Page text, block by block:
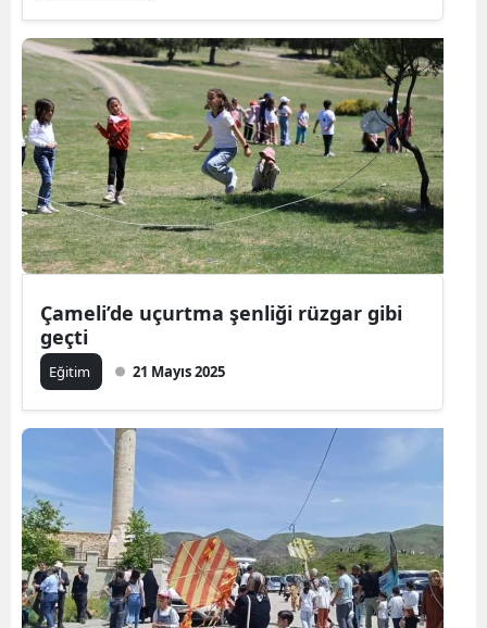
Çameli’de uçurtma şenliği rüzgar gibi
geçti
Eğitim 21 Mayıs 2025